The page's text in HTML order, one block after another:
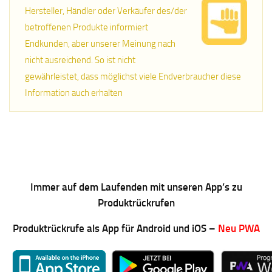
Hersteller, Händler oder Verkäufer des/der
betroffenen Produkte informiert
Endkunden, aber unserer Meinung nach
nicht ausreichend. So ist nicht
gewährleistet, dass möglichst viele Endverbraucher diese
Information auch erhalten
Immer auf dem Laufenden mit unseren App’s zu
Produktrückrufen
Produktrückrufe als App für Android und iOS – Neu PWA